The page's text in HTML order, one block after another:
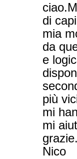
di
mia
da
e
più
mi
mi
grazie.
Nico